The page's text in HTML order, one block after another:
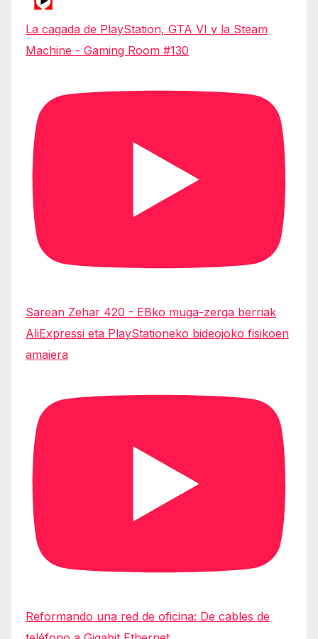
La cagada de PlayStation, GTA VI y la Steam
Machine - Gaming Room #130
Sarean Zehar 420 - EBko muga-zerga berriak
AliExpressi eta PlayStationeko bideojoko fisikoen
amaiera
Reformando una red de oficina: De cables de